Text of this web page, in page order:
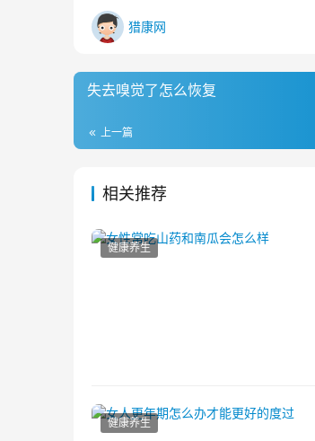
猎康网
失去嗅觉了怎么恢复
上一篇
相关推荐
健康养生
健康养生